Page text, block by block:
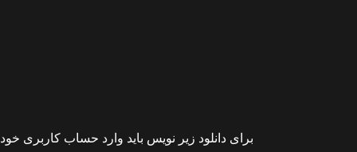
برای دانلود زیر نویس باید وارد حساب کاربری